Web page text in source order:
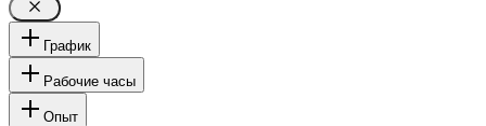
График
Рабочие часы
Опыт